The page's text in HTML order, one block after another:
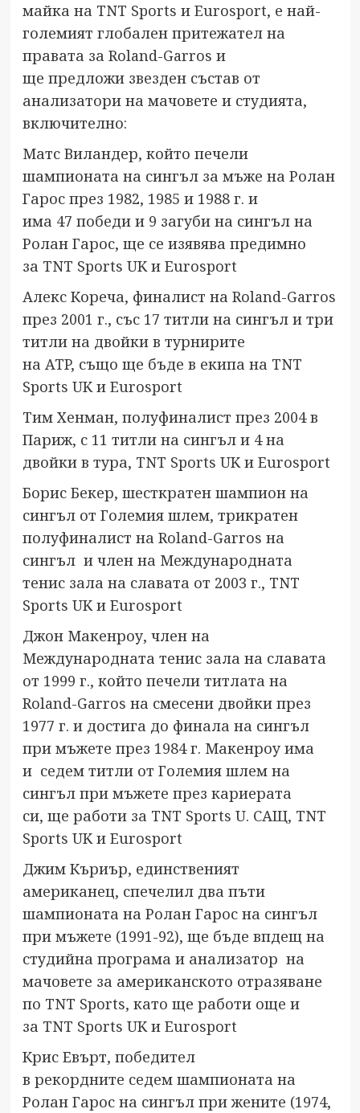
майка на TNT Sports и Eurosport, е най-
големият глобален притежател на
правата за Roland-Garros и
ще предложи звезден състав от
анализатори на мачовете и студията,
включително:
Матс Виландер, който печели
шампионата на сингъл за мъже на Ролан
Гарос през 1982, 1985 и 1988 г. и
има 47 победи и 9 загуби на сингъл на
Ролан Гарос, ще се изявява предимно
за TNT Sports UK и Eurosport
Алекс Кореча, финалист на Roland-Garros
през 2001 г., със 17 титли на сингъл и три
титли на двойки в турнирите
на ATP, също ще бъде в екипа на TNT
Sports UK и Eurosport
Тим Хенман, полуфиналист през 2004 в
Париж, с 11 титли на сингъл и 4 на
двойки в тура, TNT Sports UK и Eurosport
Борис Бекер, шесткратен шампион на
сингъл от Големия шлем, трикратен
полуфиналист на Roland-Garros на
сингъл и член на Международната
тенис зала на славата от 2003 г., TNT
Sports UK и Eurosport
Джон Макенроу, член на
Международната тенис зала на славата
от 1999 г., който печели титлата на
Roland-Garros на смесени двойки през
1977 г. и достига до финала на сингъл
при мъжете през 1984 г. Макенроу има
и седем титли от Големия шлем на
сингъл при мъжете през кариерата
си, ще работи за TNT Sports U. САЩ, TNT
Sports UK и Eurosport
Джим Къриър, единственият
американец, спечелил два пъти
шампионата на Ролан Гарос на сингъл
при мъжете (1991-92), ще бъде впдещ на
студийна програма и анализатор на
мачовете за американското отразяване
по TNT Sports, като ще работи още и
за TNT Sports UK и Eurosport
Крис Евърт, победител
в рекордните седем шампионата на
Ролан Гарос на сингъл при жените (1974,